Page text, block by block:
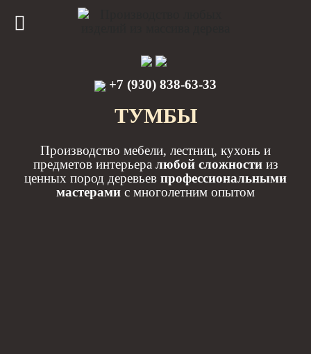
+7 (930) 838-63-33
ТУМБЫ
Производство мебели, лестниц, кухонь и
предметов интерьера любой сложностииз
ценных пород деревьев профессиональными
мастерами с многолетним опытом